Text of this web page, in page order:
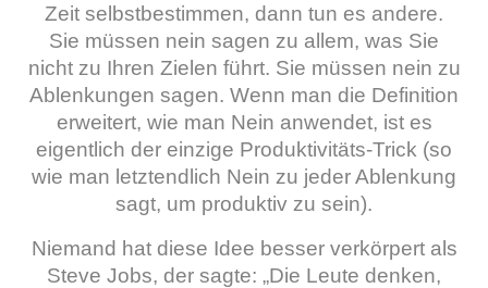
Zeit selbstbestimmen, dann tun es andere.
Sie müssen nein sagen zu allem, was Sie
nicht zu Ihren Zielen führt. Sie müssen nein zu
Ablenkungen sagen. Wenn man die Definition
erweitert, wie man Nein anwendet, ist es
eigentlich der einzige Produktivitäts-Trick (so
wie man letztendlich Nein zu jeder Ablenkung
sagt, um produktiv zu sein).
Niemand hat diese Idee besser verkörpert als
Steve Jobs, der sagte: „Die Leute denken,